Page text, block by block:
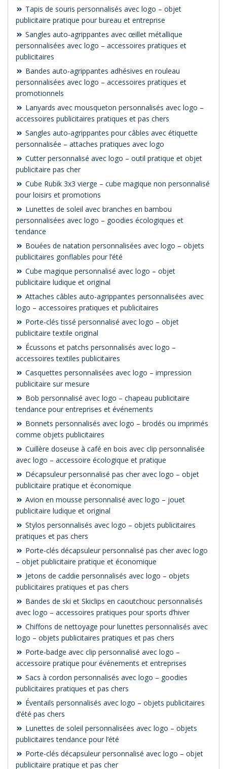
Tapis de souris personnalisés avec logo – objet
publicitaire pratique pour bureau et entreprise
Sangles auto-agrippantes avec œillet métallique
personnalisées avec logo – accessoires pratiques et
publicitaires
Bandes auto-agrippantes adhésives en rouleau
personnalisées avec logo – accessoires pratiques et
promotionnels
Lanyards avec mousqueton personnalisés avec logo –
accessoires publicitaires pratiques et pas chers
Sangles auto-agrippantes pour câbles avec étiquette
personnalisée – attaches pratiques avec logo
Cutter personnalisé avec logo – outil pratique et objet
publicitaire pas cher
Cube Rubik 3x3 vierge – cube magique non personnalisé
pour loisirs et promotions
Lunettes de soleil avec branches en bambou
personnalisées avec logo – goodies écologiques et
tendance
Bouées de natation personnalisées avec logo – objets
publicitaires gonflables pour l’été
Cube magique personnalisé avec logo – objet
publicitaire ludique et original
Attaches câbles auto-agrippantes personnalisées avec
logo – accessoires pratiques et publicitaires
Porte-clés tissé personnalisé avec logo – objet
publicitaire textile original
Écussons et patchs personnalisés avec logo –
accessoires textiles publicitaires
Casquettes personnalisées avec logo – impression
publicitaire sur mesure
Bob personnalisé avec logo – chapeau publicitaire
tendance pour entreprises et événements
Bonnets personnalisés avec logo – brodés ou imprimés
comme objets publicitaires
Cuillère doseuse à café en bois avec clip personnalisée
avec logo – accessoire écologique et pratique
Décapsuleur personnalisé pas cher avec logo – objet
publicitaire pratique et économique
Avion en mousse personnalisé avec logo – jouet
publicitaire ludique et original
Stylos personnalisés avec logo – objets publicitaires
pratiques et pas chers
Porte-clés décapsuleur personnalisé pas cher avec logo
– objet publicitaire pratique et économique
Jetons de caddie personnalisés avec logo – objets
publicitaires pratiques et pas chers
Bandes de ski et Skiclips en caoutchouc personnalisés
avec logo – accessoires pratiques pour sports d’hiver
Chiffons de nettoyage pour lunettes personnalisés avec
logo – objets publicitaires pratiques et pas chers
Porte-badge avec clip personnalisé avec logo –
accessoire pratique pour événements et entreprises
Sacs à cordon personnalisés avec logo – goodies
publicitaires pratiques et pas chers
Éventails personnalisés avec logo – objets publicitaires
d’été pas chers
Lunettes de soleil personnalisées avec logo – objets
publicitaires tendance pour l’été
Porte-clés décapsuleur personnalisé avec logo – objet
publicitaire pratique et pas cher